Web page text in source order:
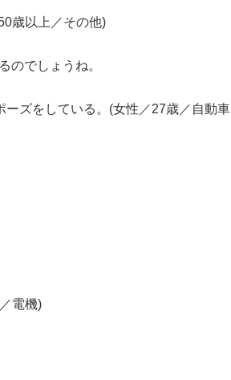
歳以上／その他)
のでしょうね。
ズをしている。(女性／27歳／自動車
電機)